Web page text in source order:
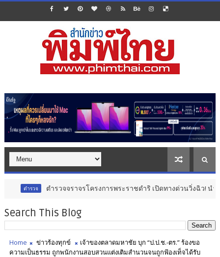
ตำรวจจราจรโครงการพระราชดำริ เปิดทางด่วนวิ่งฉิว! นำส่งอวัยวะหัว
Search This Blog
Home ข่าวร้องทุกข์
เจ้าของตลาดมหาชัย บุก “ป.ป.ช.-ตร.” ร้องขอ
ความเป็นธรรม ถูกพนักงานสอบสวนแต่งเติมสำนวนจนถูกฟ้องเท็จได้รับ